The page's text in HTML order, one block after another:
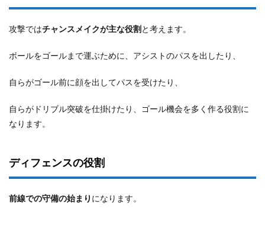
攻撃ではチャンスメイクが主な役割と考えます。
ボールをゴールまで運ぶために、アシストのパスを出したり、
自らがゴール前に顔を出してパスを受けたり、
自らがドリブル突破を仕掛けたり、ゴール機会を多く作る役割に
なります。
ディフェンスの役割
前線での守備の始まり になります。